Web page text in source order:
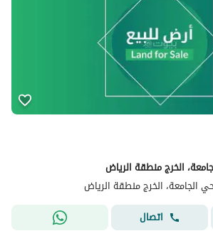
الخرج منطقة الرياض
الجامعة، الخرج منطقة الرياض
اتصال